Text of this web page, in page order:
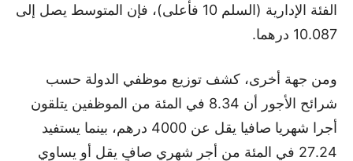
الفئة الإدارية (السلم 10 فأعلى)، فإن المتوسط يصل إلى
10.087 درهما.
ومن جهة أخرى، كشف توزيع موظفي الدولة حسب
شرائح الأجور أن 8.34 في المئة من الموظفين يتلقون
أجرا شهريا صافيا يقل عن 4000 درهم، بينما يستفيد
27.24 في المئة من أجر شهري صافٍ يقل أو يساوي